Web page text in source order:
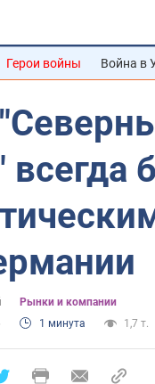
Герои войны Война в
всегда
Рынки и компании
1 минута 1,7 т.